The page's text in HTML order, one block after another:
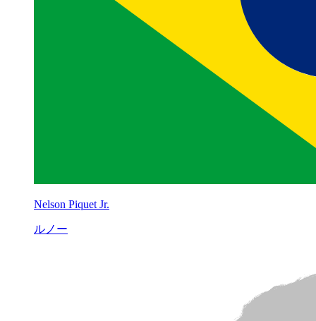
Nelson Piquet Jr.
ルノー